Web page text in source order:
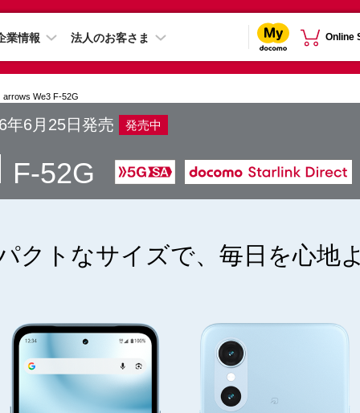
業情報 法人のお客さま Online
arrows We3 F-52G
年6月25日発売 発売中
F-52G
クトなサイズで、毎日を心地よ